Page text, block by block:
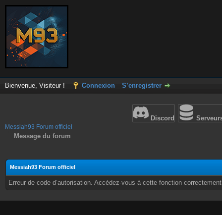
Bienvenue, Visiteur ! Connexion S’enregistrer
Discord
Messiah93 Forum officiel
Message du forum
Messiah93 Forum officiel
Erreur de code d’autorisation. Accédez-vous à cette fonction